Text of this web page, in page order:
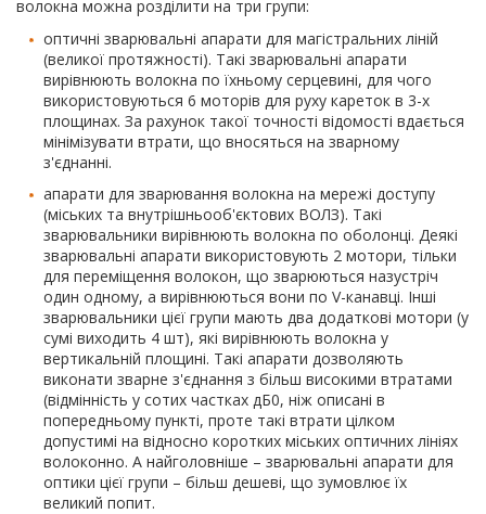
волокна можна розділити на три групи:
оптичні зварювальні апарати для магістральних ліній
(великої протяжності). Такі зварювальні апарати
вирівнюють волокна по їхньому серцевині, для чого
використовуються 6 моторів для руху кареток в 3-х
площинах. За рахунок такої точності відомості вдається
мінімізувати втрати, що вносяться на зварному
з'єднанні.
апарати для зварювання волокна на мережі доступу
(міських та внутрішньооб'єктових ВОЛЗ). Такі
зварювальники вирівнюють волокна по оболонці. Деякі
зварювальні апарати використовують 2 мотори, тільки
для переміщення волокон, що зварюються назустріч
один одному, а вирівнюються вони по V-канавці. Інші
зварювальники цієї групи мають два додаткові мотори (у
сумі виходить 4 шт), які вирівнюють волокна у
вертикальній площині. Такі апарати дозволяють
виконати зварне з'єднання з більш високими втратами
(відмінність у сотих частках дБ0, ніж описані в
попередньому пункті, проте такі втрати цілком
допустимі на відносно коротких міських оптичних лініях
волоконно. А найголовніше – зварювальні апарати для
оптики цієї групи – більш дешеві, що зумовлює їх
великий попит.